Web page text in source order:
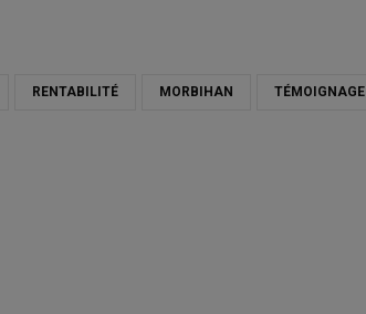
RENTABILITÉ MORBIHAN TÉMOIGNAGE